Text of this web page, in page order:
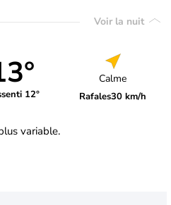
Voir la nuit
12°
Calme
Rafales30 km/h
variable.